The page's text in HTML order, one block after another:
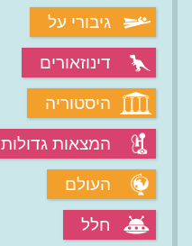
גיבורי על
דינוזאורים
היסטוריה
המצאות גדולות
העולם
חלל